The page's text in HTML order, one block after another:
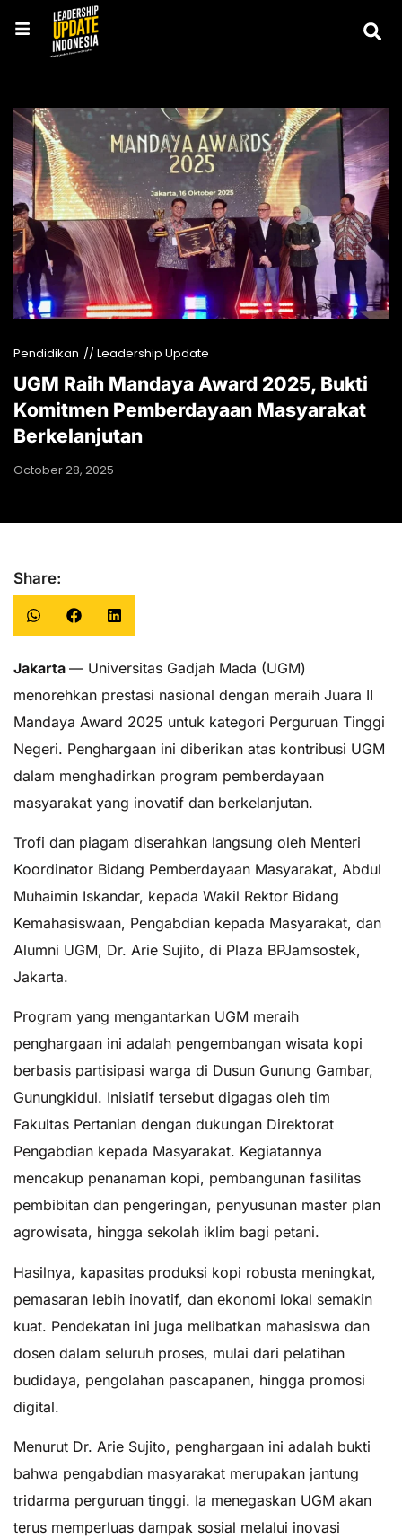
Pendidikan // Leadership Update
UGM Raih Mandaya Award 2025, Bukti
Komitmen Pemberdayaan Masyarakat
Berkelanjutan
October 28, 2025
Share:
Jakarta — Universitas Gadjah Mada (UGM)
menorehkan prestasi nasional dengan meraih Juara II
Mandaya Award 2025 untuk kategori Perguruan Tinggi
Negeri. Penghargaan ini diberikan atas kontribusi UGM
dalam menghadirkan program pemberdayaan
masyarakat yang inovatif dan berkelanjutan.
Trofi dan piagam diserahkan langsung oleh Menteri
Koordinator Bidang Pemberdayaan Masyarakat, Abdul
Muhaimin Iskandar, kepada Wakil Rektor Bidang
Kemahasiswaan, Pengabdian kepada Masyarakat, dan
Alumni UGM, Dr. Arie Sujito, di Plaza BPJamsostek,
Jakarta.
Program yang mengantarkan UGM meraih
penghargaan ini adalah pengembangan wisata kopi
berbasis partisipasi warga di Dusun Gunung Gambar,
Gunungkidul. Inisiatif tersebut digagas oleh tim
Fakultas Pertanian dengan dukungan Direktorat
Pengabdian kepada Masyarakat. Kegiatannya
mencakup penanaman kopi, pembangunan fasilitas
pembibitan dan pengeringan, penyusunan master plan
agrowisata, hingga sekolah iklim bagi petani.
Hasilnya, kapasitas produksi kopi robusta meningkat,
pemasaran lebih inovatif, dan ekonomi lokal semakin
kuat. Pendekatan ini juga melibatkan mahasiswa dan
dosen dalam seluruh proses, mulai dari pelatihan
budidaya, pengolahan pascapanen, hingga promosi
digital.
Menurut Dr. Arie Sujito, penghargaan ini adalah bukti
bahwa pengabdian masyarakat merupakan jantung
tridarma perguruan tinggi. Ia menegaskan UGM akan
terus memperluas dampak sosial melalui inovasi